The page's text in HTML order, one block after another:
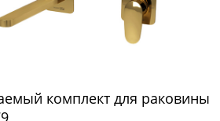
комплект для раковины